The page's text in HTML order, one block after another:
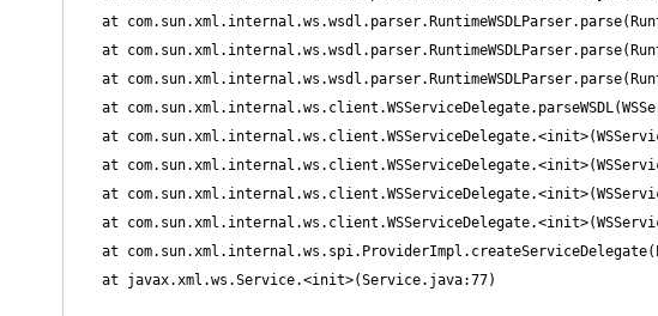
at
at
at
at
at
at
at
at
at
    at javax.xml.ws.Service.<init>(Service.java:77)